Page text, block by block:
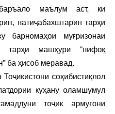
маълум аст, ки
натиҷабахштарин тарҳи
барномаҳои муғризонаи
тарҳи машҳури “нифоқ
ба ҳисоб меравад.
соҳибистиқлол
куҳану оламшумул
тоҷик армуғони